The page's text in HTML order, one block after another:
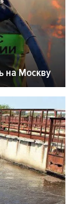
на Москву